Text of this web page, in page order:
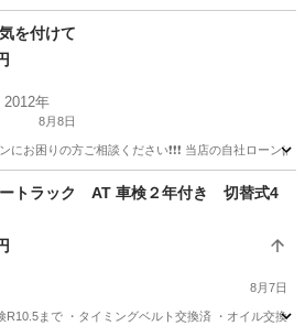
を付けて
2012年
8月8日
ンにお困りの方ご相談ください❗️❗️❗️ 当店の自社ロ
ローン
ートラック AT 車検２年付き 切替式4
8月7日
R10.5まで ・タイミングベルト交換済 ・オイル交換